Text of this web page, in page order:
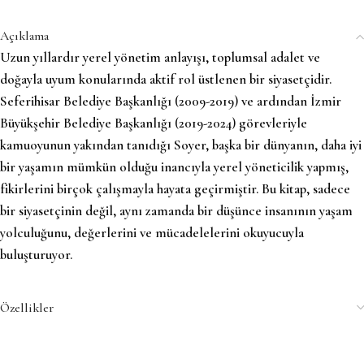
Açıklama
Uzun yıllardır yerel yönetim anlayışı, toplumsal adalet ve
doğayla uyum konularında aktif rol üstlenen bir siyasetçidir.
Seferihisar Belediye Başkanlığı (2009-2019) ve ardından İzmir
Büyükşehir Belediye Başkanlığı (2019-2024) görevleriyle
kamuoyunun yakından tanıdığı Soyer, başka bir dünyanın, daha iyi
bir yaşamın mümkün olduğu inancıyla yerel yöneticilik yapmış,
fikirlerini birçok çalışmayla hayata geçirmiştir. Bu kitap, sadece
bir siyasetçinin değil, aynı zamanda bir düşünce insanının yaşam
yolculuğunu, değerlerini ve mücadelelerini okuyucuyla
buluşturuyor.
Özellikler